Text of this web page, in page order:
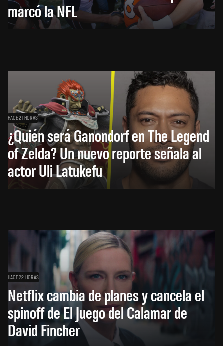
marcó la NFL
HACE 21 HORAS
¿Quién será Ganondorf en The Legend
of Zelda? Un nuevo reporte señala al
actor Uli Latukefu
HACE 22 HORAS
Netflix cambia de planes y cancela el
spinoff de El Juego del Calamar de
David Fincher